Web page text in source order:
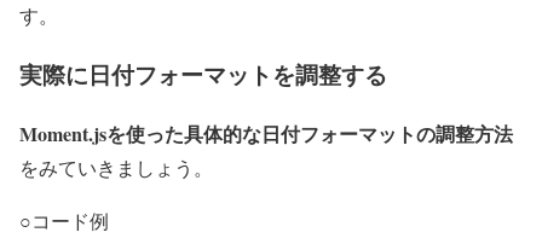
す。
実際に日付フォーマットを調整する
Moment.jsを使った具体的な日付フォーマットの調整方法
をみていきましょう。
○コード例